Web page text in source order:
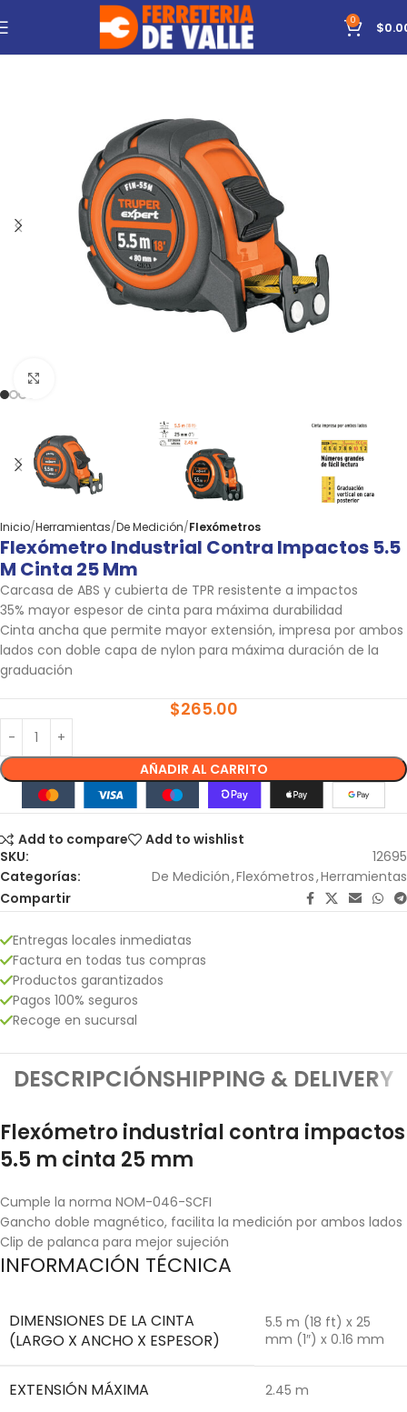
0 $
Inicio Herramientas De Medición Flexómetros
Flexómetro Industrial Contra Impactos 5.5
M Cinta 25 Mm
Carcasa de ABS y cubierta de TPR resistente a impactos
35% mayor espesor de cinta para máxima durabilidad
Cinta ancha que permite mayor extensión, impresa por ambos
lados con doble capa de nylon para máxima duración de la
graduación
$265.00
AÑADIR AL CARRITO
Add to compare
Add to wishlist
SKU:
12695
Categorías:
De Medición,Flexómetros,Herramientas
Compartir
Entregas locales inmediatas
Factura en todas tus compras
Productos garantizados
Pagos 100% seguros
Recoge en sucursal
DESCRIPCIÓNSHIPPING & DELIVERY
Flexómetro industrial contra impactos
5.5 m cinta 25 mm
Cumple la norma NOM-046-SCFI
Gancho doble magnético, facilita la medición por ambos lados
Clip de palanca para mejor sujeción
INFORMACIÓN TÉCNICA
DIMENSIONES DE LA CINTA
(LARGO X ANCHO X ESPESOR)
5.5 m (18 ft) x 25
mm (1″) x 0.16 mm
EXTENSIÓN MÁXIMA 2.45 m